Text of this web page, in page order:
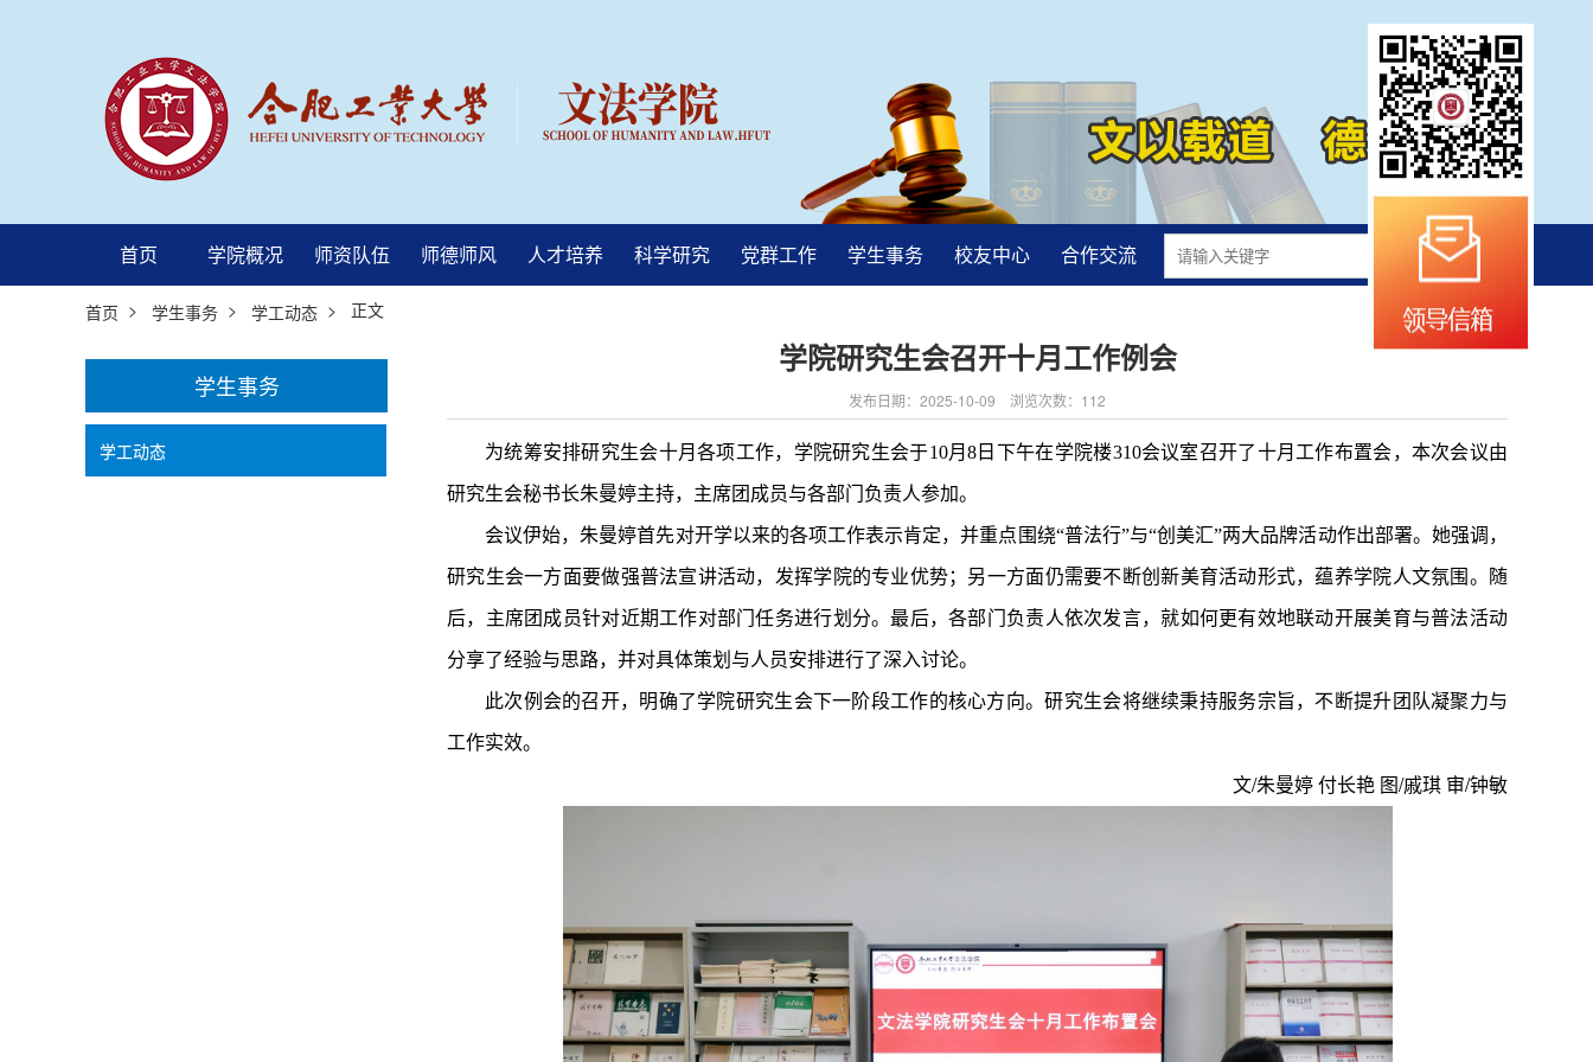
首页 学院概况 师资队伍 师德师风 人才培养 科学研究 党群工作 学生事务 校友中心 合作交流
首页 > 学生事务 > 学工动态 > 正文
学生事务
学工动态
学院研究生会召开十月工作例会
发布日期：2025-10-09 浏览次数： 112
为统筹安排研究生会十月各项工作，学院研究生会于10月8日下午在学院楼310会议室召开了十月工作布置会，本次会议由
研究生会秘书长朱曼婷主持，主席团成员与各部门负责人参加。
会议伊始，朱曼婷首先对开学以来的各项工作表示肯定，并重点围绕“普法行”与“创美汇”两大品牌活动作出部署。她强调，
研究生会一方面要做强普法宣讲活动，发挥学院的专业优势；另一方面仍需要不断创新美育活动形式，蕴养学院人文氛围。随
后，主席团成员针对近期工作对部门任务进行划分。最后，各部门负责人依次发言，就如何更有效地联动开展美育与普法活动
分享了经验与思路，并对具体策划与人员安排进行了深入讨论。
此次例会的召开，明确了学院研究生会下一阶段工作的核心方向。研究生会将继续秉持服务宗旨，不断提升团队凝聚力与
工作实效。
文/朱曼婷 付长艳 图/戚琪 审/钟敏